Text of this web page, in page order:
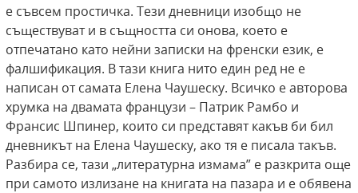
е съвсем простичка. Тези дневници изобщо не
съществуват и в същността си онова, което е
отпечатано като нейни записки на френски език, е
фалшификация. В тази книга нито един ред не е
написан от самата Елена Чаушеску. Всичко е авторова
хрумка на двамата французи – Патрик Рамбо и
Франсис Шпинер, които си представят какъв би бил
дневникът на Елена Чаушеску, ако тя е писала такъв.
Разбира се, тази „литературна измама” е разкрита още
при самото излизане на книгата на пазара и е обявена